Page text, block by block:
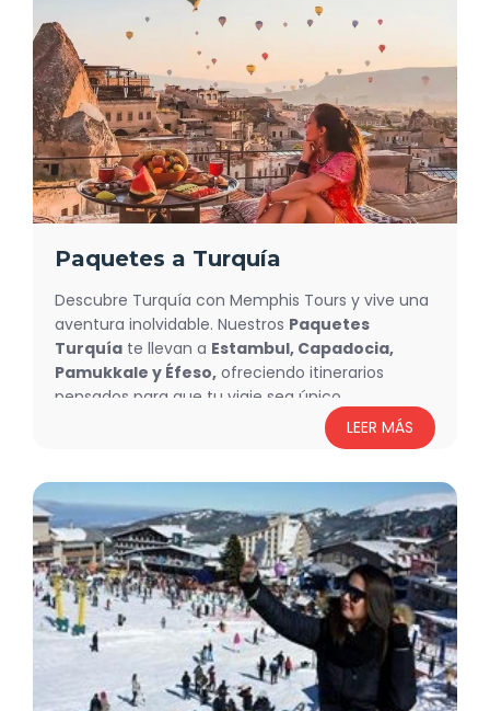
Paquetes a Turquía
Descubre Turquía con Memphis Tours y vive una
aventura inolvidable. Nuestros Paquetes
Turquía te llevan a Estambul, Capadocia,
Pamukkale y Éfeso, ofreciendo itinerarios
pensados para que tu viaje sea único,
personalizado y con la mejor relación calidad-
precio. Sumérgete en la historia, la cultura y los
experiencia!
Recorre Turquía con Nuestros
Tours y Paquetes
Con nuestros Tours Turquía, explora los lugares
más icónicos del país:
LEER MÁS